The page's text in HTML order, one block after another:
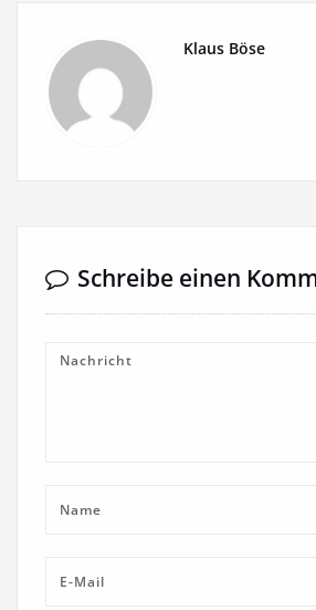
Klaus Böse
Schreibe einen